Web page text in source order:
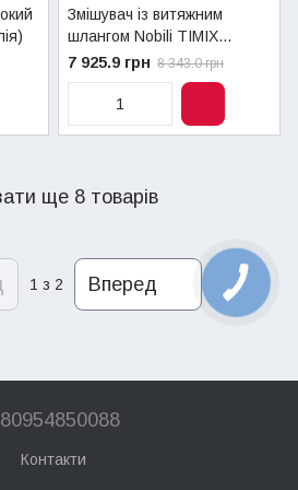
Змішувач із витяжним
шлангом Nobili TIMIX
(Італія)
7 925.9 грн 8 343.0 грн
ще 8 товарів
1 з 2 Вперед
Контакти